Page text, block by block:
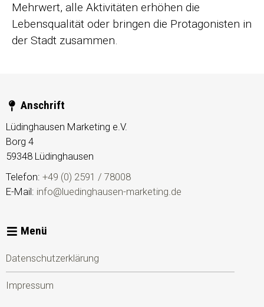
Mehrwert, alle Aktivitäten erhöhen die
Lebensqualität oder bringen die Protagonisten in
der Stadt zusammen.
Anschrift
Lüdinghausen Marketing e.V.
Borg 4
59348 Lüdinghausen
Telefon: +49 (0) 2591 / 78008
E-Mail: info@luedinghausen-marketing.de
Menü
Datenschutzerklärung
Impressum